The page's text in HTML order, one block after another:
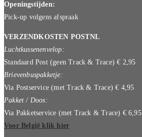
Openingstijden:
Pick-up volgens afspraak
VERZENDKOSTEN POSTNL
Luchtkussenenvelop:
Standaard Post (geen Track & Trace) € 2,95
Brievenbuspakketje:
Via Postservice (met Track & Trace) € 4,95
Pakket / Doos:
Via Pakketservice (met Track & Trace) € 6,95
Voor België klik hier